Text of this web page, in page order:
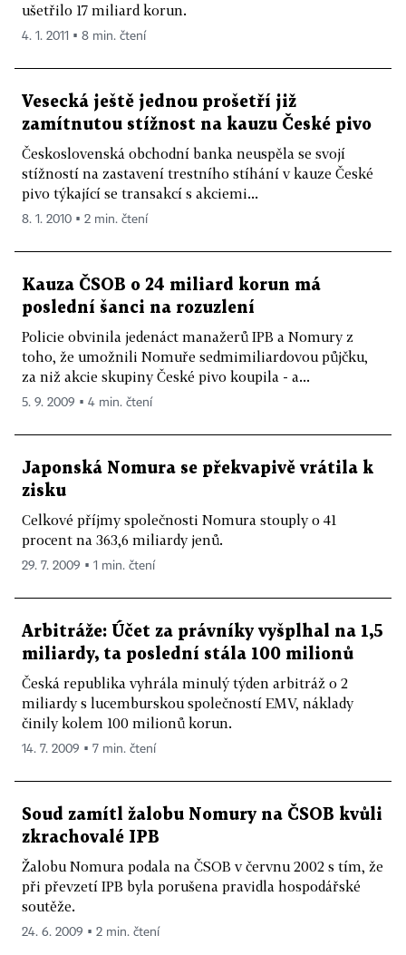
ušetřilo 17 miliard korun.
4. 1. 2011 ▪ 8 min. čtení
Vesecká ještě jednou prošetří již
zamítnutou stížnost na kauzu České pivo
Československá obchodní banka neuspěla se svojí
stížností na zastavení trestního stíhání v kauze České
pivo týkající se transakcí s akciemi...
8. 1. 2010 ▪ 2 min. čtení
Kauza ČSOB o 24 miliard korun má
poslední šanci na rozuzlení
Policie obvinila jedenáct manažerů IPB a Nomury z
toho, že umožnili Nomuře sedmimiliardovou půjčku,
za niž akcie skupiny České pivo koupila - a...
5. 9. 2009 ▪ 4 min. čtení
Japonská Nomura se překvapivě vrátila k
zisku
Celkové příjmy společnosti Nomura stouply o 41
procent na 363,6 miliardy jenů.
29. 7. 2009 ▪ 1 min. čtení
Arbitráže: Účet za právníky vyšplhal na 1,5
miliardy, ta poslední stála 100 milionů
Česká republika vyhrála minulý týden arbitráž o 2
miliardy s lucemburskou společností EMV, náklady
činily kolem 100 milionů korun.
14. 7. 2009 ▪ 7 min. čtení
Soud zamítl žalobu Nomury na ČSOB kvůli
zkrachovalé IPB
Žalobu Nomura podala na ČSOB v červnu 2002 s tím, že
při převzetí IPB byla porušena pravidla hospodářské
soutěže.
24. 6. 2009 ▪ 2 min. čtení